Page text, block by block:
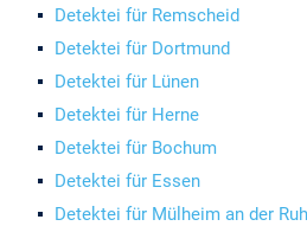
Detektei für Remscheid
Detektei für Dortmund
Detektei für Lünen
Detektei für Herne
Detektei für Bochum
Detektei für Essen
Detektei für Mülheim an der